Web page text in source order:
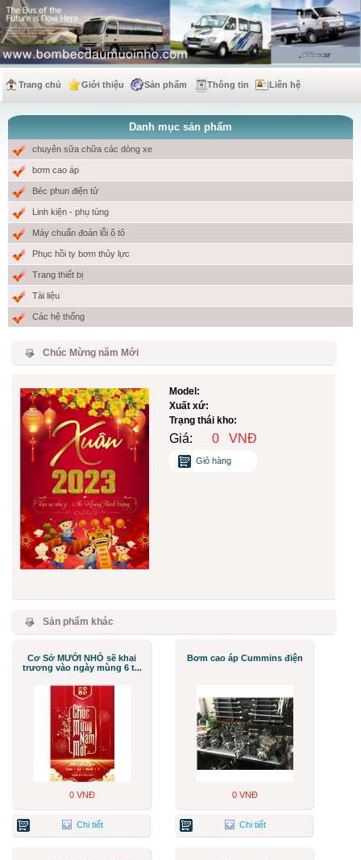
Trang chủ Giới thiệu Sản phẩm Thông tin Liên hệ
Danh mục sản phẩm
chuyên sữa chữa các dòng xe
bơm cao áp
Béc phun điện tử
Linh kiện - phụ tùng
Máy chuẩn đoán lỗi ô tô
Phục hồi ty bơm thủy lực
Trang thiết bị
Tài liệu
Các hệ thống
Chúc Mừng năm Mới
Model:
Xuất xứ:
Trạng thái kho:
Giá: 0 VNĐ
Giỏ hàng
Sản phẩm khác
Cơ Sở MƯỞI NHỎ sẽ khai
trương vào ngày mùng 6 t...
0 VNĐ
Chi tiết
Bơm cao áp Cummins điện
0 VNĐ
Chi tiết